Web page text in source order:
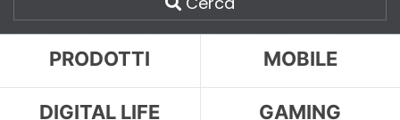
PRODOTTI MOBILE
DIGITAL LIFE GAMING